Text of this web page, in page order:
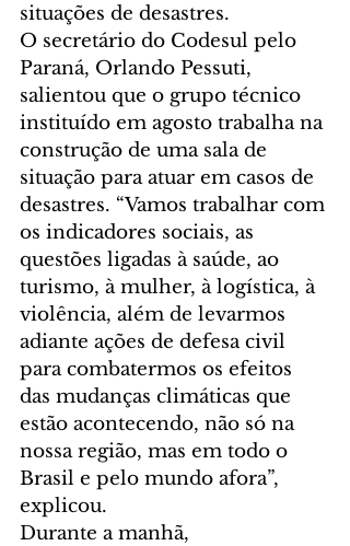
situações de desastres.
O secretário do Codesul pelo
Paraná, Orlando Pessuti,
salientou que o grupo técnico
instituído em agosto trabalha na
construção de uma sala de
situação para atuar em casos de
desastres. “Vamos trabalhar com
os indicadores sociais, as
questões ligadas à saúde, ao
turismo, à mulher, à logística, à
violência, além de levarmos
adiante ações de defesa civil
para combatermos os efeitos
das mudanças climáticas que
estão acontecendo, não só na
nossa região, mas em todo o
Brasil e pelo mundo afora”,
explicou.
Durante a manhã,